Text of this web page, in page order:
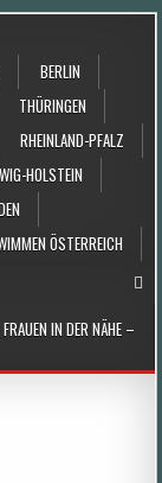
BERLIN
THÜRINGEN
RHEINLAND-PFALZ
HOLSTEIN
ÖSTERREICH
IN DER NÄHE –